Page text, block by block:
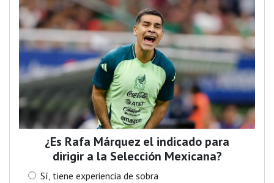
¿Es Rafa Márquez el indicado para
dirigir a la Selección Mexicana?
Sí, tiene experiencia de sobra